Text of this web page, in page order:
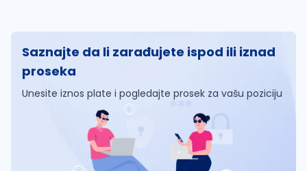
Saznajte da li zarađujete ispod ili iznad
proseka
Unesite iznos plate i pogledajte prosek za vašu poziciju